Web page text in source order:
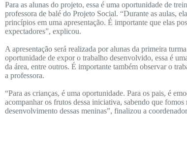
Para as alunas do projeto, essa é uma oportunidade de
professora de balé do Projeto Social. “Durante as aulas,
princípios em uma apresentação. É importante que elas
expectadores”, explicou.
A apresentação será realizada por alunas da primeira
oportunidade de expor o trabalho desenvolvido, essa é
da área, entre outros. É importante também observar o
a professora.
“Para as crianças, é uma oportunidade. Para os pais, é
acompanhar os frutos dessa iniciativa, sabendo que
desenvolvimento dessas meninas”, finalizou a